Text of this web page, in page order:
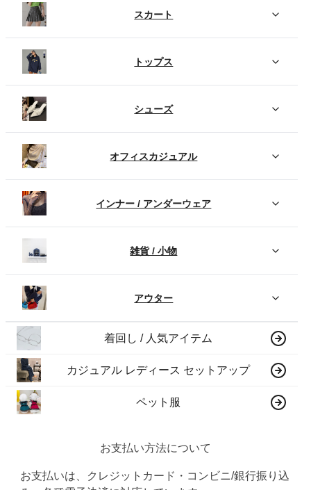
スカート
トップス
シューズ
オフィスカジュアル
インナー / アンダーウェア
雑貨 / 小物
アウター
着回し / 人気アイテム
カジュアル レディース セットアップ
ペット服
お支払い方法について
お支払いは、クレジットカード・コンビニ/銀行振り込